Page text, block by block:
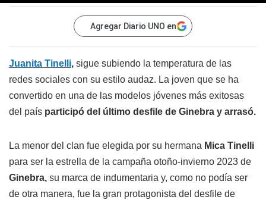
Agregar Diario UNO en
Juanita Tinelli, sigue subiendo la temperatura de las
redes sociales con su estilo audaz. La joven que se ha
convertido en una de las modelos jóvenes más exitosas
del país participó del último desfile de Ginebra y arrasó.
La menor del clan fue elegida por su hermana Mica Tinelli
para ser la estrella de la campaña otoño-invierno 2023 de
Ginebra, su marca de indumentaria y, como no podía ser
de otra manera, fue la gran protagonista del desfile de